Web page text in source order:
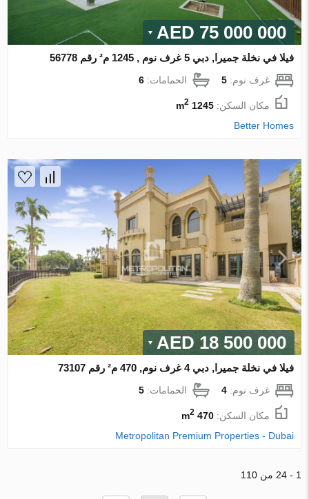
75 000 000 AED
فيلا في نخلة جميرا, دبي 5 غرف نوم , 1245 م² رقم 56778
غرف نوم:5 الحمامات:6
مكان السكن:1245 m
2
Better Homes
18 500 000 AED
فيلا في نخلة جميرا, دبي 4 غرف نوم, 470 م² رقم 73107
غرف نوم:4 الحمامات:5
مكان السكن:470 m
2
Metropolitan Premium Properties - Dubai
1 - 24 من 110